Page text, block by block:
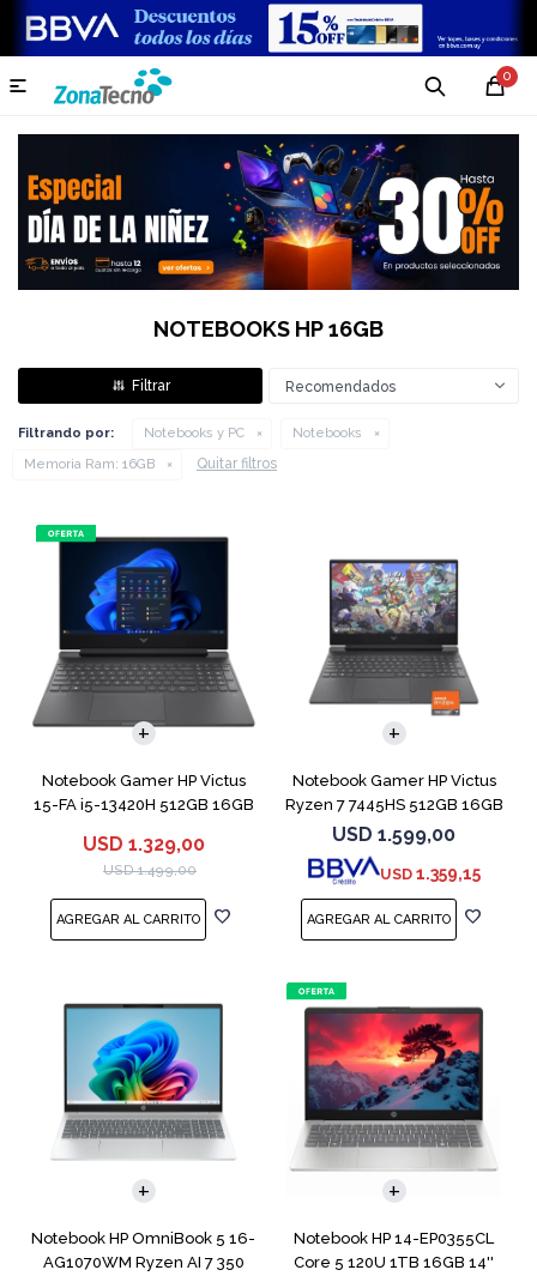
0

NOTEBOOKS HP 16GB
Recomendados
Filtrando por: Notebooks y PC
Notebooks
Memoria Ram: 16GB Quitar filtros
Notebook Gamer HP Victus
15-FA i5-13420H 512GB 16GB
USD 1.329,00
USD 1.499,00
COMPARAR
Notebook Gamer HP Victus
Ryzen 7 7445HS 512GB 16GB
RTX 4050
USD 1.599,00
USD 1.359,15
COMPARAR
Notebook HP OmniBook 5 16-
AG1070WM Ryzen AI 7 350
COMPARAR
Notebook HP 14-EP0355CL
Core 5 120U 1TB 16GB 14''